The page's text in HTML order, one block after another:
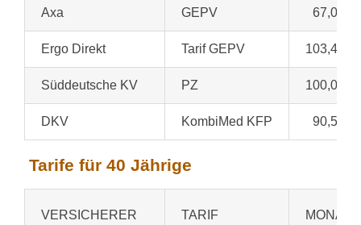
Axa GEPV 67,00 €
Ergo Direkt Tarif GEPV 103,45 €
Süddeutsche KV PZ 100,00 €
DKV KombiMed KFP 90,54 €
Tarife für 40 Jährige
VERSICHERER TARIF